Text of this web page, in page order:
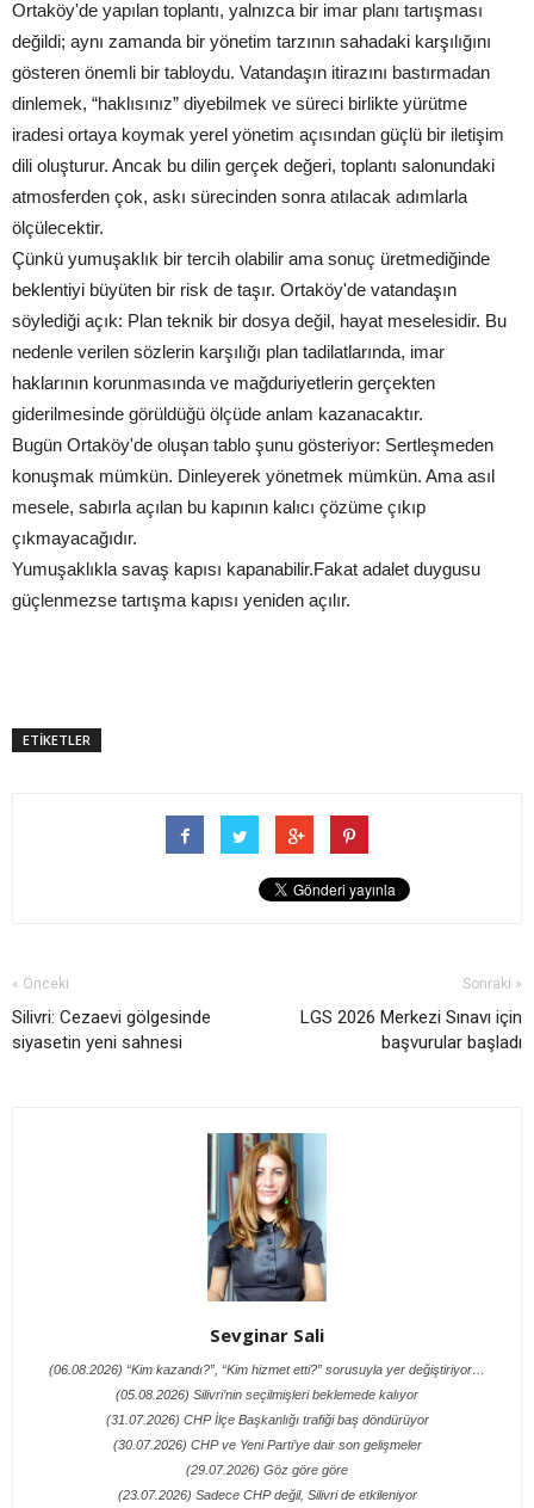
Ortaköy'de yapılan toplantı, yalnızca bir imar planı tartışması
değildi; aynı zamanda bir yönetim tarzının sahadaki karşılığını
gösteren önemli bir tabloydu. Vatandaşın itirazını bastırmadan
dinlemek, “haklısınız” diyebilmek ve süreci birlikte yürütme
iradesi ortaya koymak yerel yönetim açısından güçlü bir iletişim
dili oluşturur. Ancak bu dilin gerçek değeri, toplantı salonundaki
atmosferden çok, askı sürecinden sonra atılacak adımlarla
ölçülecektir.
Çünkü yumuşaklık bir tercih olabilir ama sonuç üretmediğinde
beklentiyi büyüten bir risk de taşır. Ortaköy'de vatandaşın
söylediği açık: Plan teknik bir dosya değil, hayat meselesidir. Bu
nedenle verilen sözlerin karşılığı plan tadilatlarında, imar
haklarının korunmasında ve mağduriyetlerin gerçekten
giderilmesinde görüldüğü ölçüde anlam kazanacaktır.
Bugün Ortaköy'de oluşan tablo şunu gösteriyor: Sertleşmeden
konuşmak mümkün. Dinleyerek yönetmek mümkün. Ama asıl
mesele, sabırla açılan bu kapının kalıcı çözüme çıkıp
çıkmayacağıdır.
Yumuşaklıkla savaş kapısı kapanabilir.Fakat adalet duygusu
güçlenmezse tartışma kapısı yeniden açılır.
ETİKETLER
« Önceki
Silivri: Cezaevi gölgesinde
siyasetin yeni sahnesi
Sonraki »
LGS 2026 Merkezi Sınavı için
başvurular başladı
Sevginar Sali
(06.08.2026) “Kim kazandı?”, “Kim hizmet etti?” sorusuyla yer değiştiriyor…
(05.08.2026) Silivri’nin seçilmişleri beklemede kalıyor
(31.07.2026) CHP İlçe Başkanlığı trafiği baş döndürüyor
(30.07.2026) CHP ve Yeni Parti’ye dair son gelişmeler
(29.07.2026) Göz göre göre
(23.07.2026) Sadece CHP değil, Silivri de etkileniyor